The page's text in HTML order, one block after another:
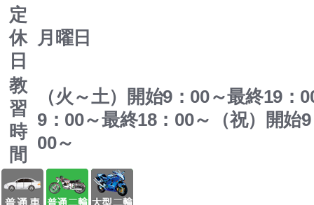
定
休
日
月曜日
教
習
時
間
（火～土）開始9：00～最終19：
9：00～最終18：00～（祝）開始
00～